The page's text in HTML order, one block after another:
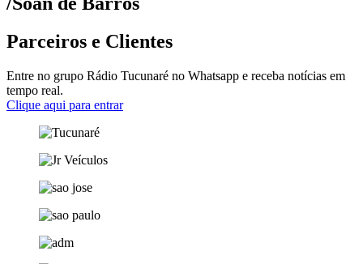
Parceiros e Clientes
Entre no grupo Rádio Tucunaré no Whatsapp e receba notícias em
tempo real.
Clique aqui para entrar